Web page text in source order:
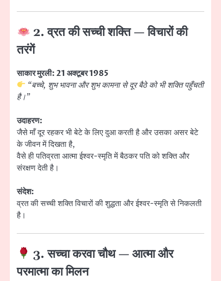
2. व्रत की सच्ची शक्ति — विचारों की
तरंगें
साकार मुरली: 21 अक्टूबर 1985
“बच्चे, शुभ भावना और शुभ कामना से दूर बैठे को भी शक्ति पहुँचती
है।”
उदाहरण:
जैसे माँ दूर रहकर भी बेटे के लिए दुआ करती है और उसका असर बेटे
के जीवन में दिखता है,
वैसे ही पतिव्रता आत्मा ईश्वर-स्मृति में बैठकर पति को शक्ति और
संरक्षण देती है।
संदेश:
व्रत की सच्ची शक्ति विचारों की शुद्धता और ईश्वर-स्मृति से निकलती
है।
3. सच्चा करवा चौथ — आत्मा और
परमात्मा का मिलन